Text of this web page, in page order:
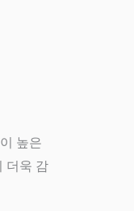
높은
더욱 감